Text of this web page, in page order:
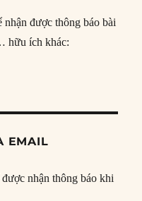
được thông báo bài
hữu ích khác:
EMAIL
nhận thông báo khi